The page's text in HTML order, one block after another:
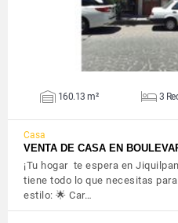
160.13 m² 3
Casa
VENTA DE CASA EN
¡Tu hogar te espera en
tiene todo lo que necesitas
estilo: 🌟 Car…